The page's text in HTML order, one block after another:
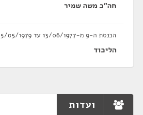
חה"כ משה שמיר
הכנסת ה-9 מ-13/06/1977 עד 15/05/1979
הליכוד
ועדות